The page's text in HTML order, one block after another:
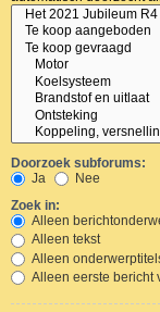
Doorzoek subforums:
Ja
Nee
Zoek in:
Alleen
Alleen tekst
Alleen
Alleen eerste bericht